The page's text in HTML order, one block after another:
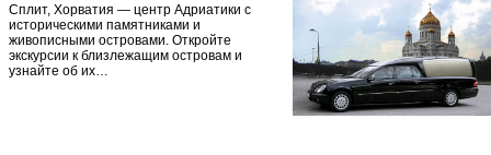
Сплит, Хорватия — центр Адриатики с
историческими памятниками и
живописными островами. Откройте
экскурсии к близлежащим островам и
узнайте об их…